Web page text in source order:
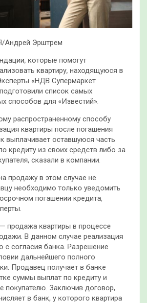
Эрштрем
которые помогут
квартиру, находящуюся в
«НДВ Супермаркет
список самых
способов для «Известий».
распространенному способу
квартиры после погашения
выплачивает оставшуюся часть
кредиту из своих средств либо за
сказали в компании.
продажу в этом случае не
необходимо только уведомить
погашении кредита,
продажа квартиры в процессе
В данном случае реализация
с согласия банка. Разрешение
дальнейшего полного
Продавец получает в банке
суммы выплат по кредиту и
покупателю. Заключив договор,
в банк, у которого квартира